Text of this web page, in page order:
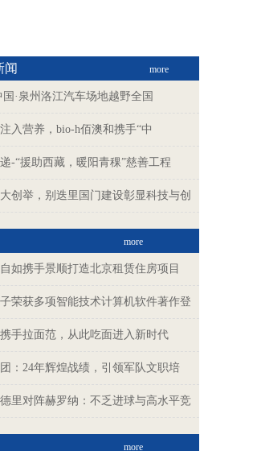
闻 more
国·泉州洛江汽车场地越野全国
入营养，bio-h佰澳和携手“中
-“援助西藏，暖阳青稞”慈善工程
创举，别迭里国门建设彰显科技与创
more
如携手景顺打造北京租赁住房项目
荣获多项智能技术计算机软件著作登
手拉面范，从此吃面进入新时代
：24年辉煌战绩，引领军队文职培
里对阵赫罗纳：不乏进球与高水平竞
more